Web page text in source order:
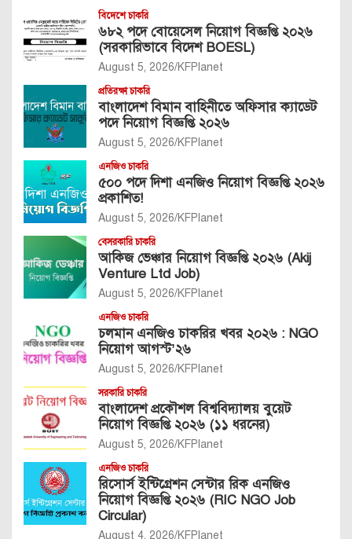
বিদেশে চাকরি
৬৮২ পদে বোয়েসেল নিয়োগ বিজ্ঞপ্তি ২০২৬
(সরকারিভাবে বিদেশ BOESL)
August 5, 2026 KFPlanet
প্রতিরক্ষা চাকরি
বাংলাদেশ বিমান বাহিনীতে অফিসার ক্যাডেট
পদে নিয়োগ বিজ্ঞপ্তি ২০২৬
August 5, 2026 KFPlanet
এনজিও চাকরি
৫০০ পদে দিশা এনজিও নিয়োগ বিজ্ঞপ্তি ২০২৬
প্রকাশিত!
August 5, 2026 KFPlanet
বেসরকারি চাকরি
আকিজ ভেঞ্চার নিয়োগ বিজ্ঞপ্তি ২০২৬ (Akij
Venture Ltd Job)
August 5, 2026 KFPlanet
এনজিও চাকরি
চলমান এনজিও চাকরির খবর ২০২৬ : NGO
নিয়োগ আগস্ট’২৬
August 5, 2026 KFPlanet
সরকারি চাকরি
বাংলাদেশ প্রকৌশল বিশ্ববিদ্যালয় বুয়েট
নিয়োগ বিজ্ঞপ্তি ২০২৬ (১১ ধরনের)
August 5, 2026 KFPlanet
এনজিও চাকরি
রিসোর্স ইন্টিগ্রেশন সেন্টার রিক এনজিও
নিয়োগ বিজ্ঞপ্তি ২০২৬ (RIC NGO Job
Circular)
August 4, 2026 KFPlanet